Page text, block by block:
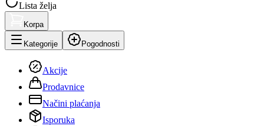
Lista želja
Korpa
Kategorije Pogodnosti
Akcije
Prodavnice
Načini plaćanja
Isporuka